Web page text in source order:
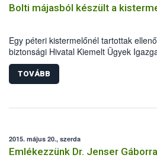
Bolti májasból készült a
Egy péteri kistermelőnél tartottak
biztonsági Hivatal Kiemelt Ügyek
szakemberei április közepén. A
szabálytalanság miatt mintegy 5700 kg
késztermék forgalomból történő
TOVÁBB
2015. május 20., szerda
Emlékezzünk Dr. Jenser Gáborra